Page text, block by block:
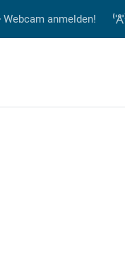
Webcam anmelden!